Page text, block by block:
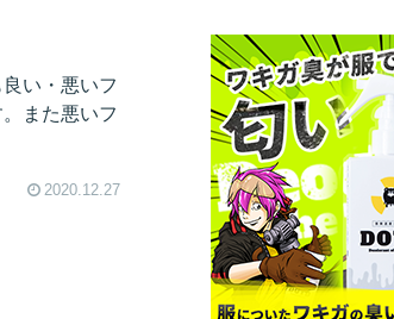
い・悪いフ
また悪いフ
2020.12.27